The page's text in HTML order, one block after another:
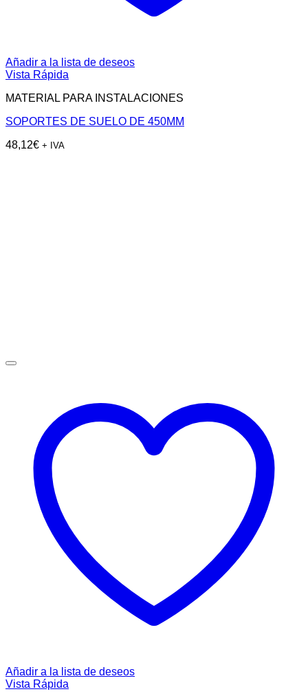
Añadir a la lista de deseos
Vista Rápida
MATERIAL PARA INSTALACIONES
SOPORTES DE SUELO DE 450MM
48,12€ + IVA
Añadir a la lista de deseos
Vista Rápida